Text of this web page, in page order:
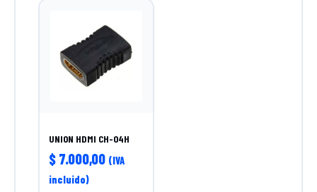
UNION HDMI CH-04H
$ 7.000,00 (IVA
incluido)